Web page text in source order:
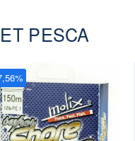
PESCA